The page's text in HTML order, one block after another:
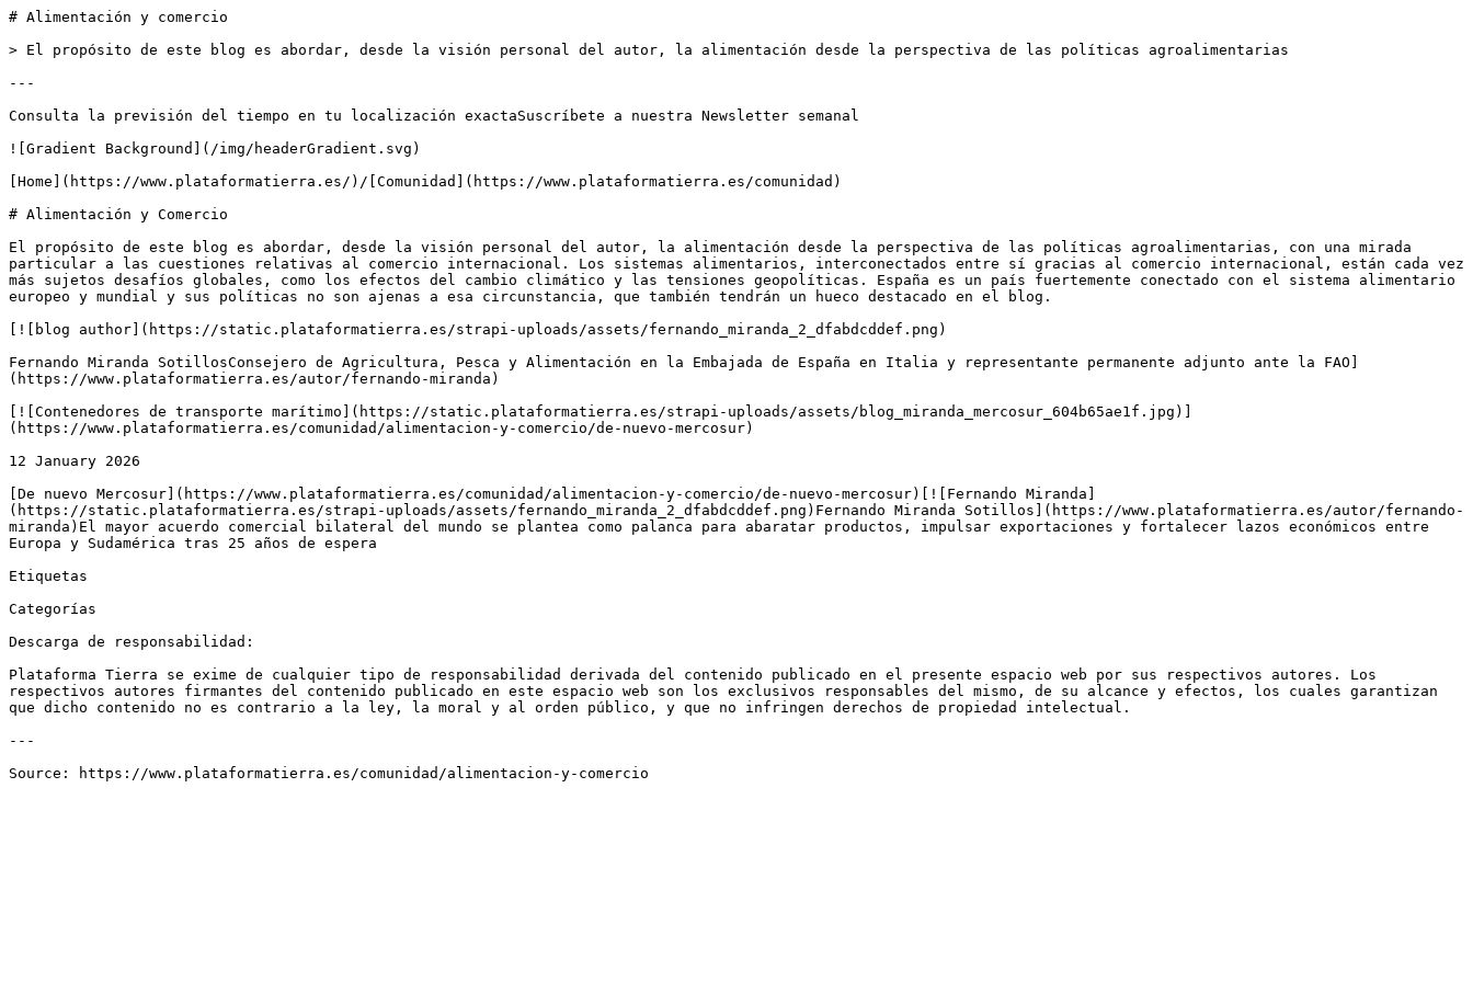
# Alimentación y comercio
> El propósito de este blog es abordar, desde la visión personal del autor, la alimentación desde la perspectiva de las políticas agroalimentarias
---
Consulta la previsión del tiempo en tu localización exactaSuscríbete a nuestra Newsletter semanal
![Gradient Background](/img/headerGradient.svg)
[Home](https://www.plataformatierra.es/)/[Comunidad](https://www.plataformatierra.es/comunidad)
# Alimentación y Comercio
El propósito de este blog es abordar, desde la visión personal del autor, la alimentación desde la perspectiva de las políticas agroalimentarias, con una mirada
particular a las cuestiones relativas al comercio internacional. Los sistemas alimentarios, interconectados entre sí gracias al comercio internacional, están cada vez
más sujetos desafíos globales, como los efectos del cambio climático y las tensiones geopolíticas. España es un país fuertemente conectado con el sistema alimentario
europeo y mundial y sus políticas no son ajenas a esa circunstancia, que también tendrán un hueco destacado en el blog.
[![blog author](https://static.plataformatierra.es/strapi-uploads/assets/fernando_miranda_2_dfabdcddef.png)
Fernando Miranda SotillosConsejero de Agricultura, Pesca y Alimentación en la Embajada de España en Italia y representante permanente adjunto ante la FAO]
(https://www.plataformatierra.es/autor/fernando-miranda)
[![Contenedores de transporte marítimo](https://static.plataformatierra.es/strapi-uploads/assets/blog_miranda_mercosur_604b65ae1f.jpg)]
(https://www.plataformatierra.es/comunidad/alimentacion-y-comercio/de-nuevo-mercosur)
12 January 2026
[De nuevo Mercosur](https://www.plataformatierra.es/comunidad/alimentacion-y-comercio/de-nuevo-mercosur)[![Fernando Miranda]
(https://static.plataformatierra.es/strapi-uploads/assets/fernando_miranda_2_dfabdcddef.png)Fernando Miranda Sotillos](https://www.plataformatierra.es/autor/fernando-
miranda)El mayor acuerdo comercial bilateral del mundo se plantea como palanca para abaratar productos, impulsar exportaciones y fortalecer lazos económicos entre
Europa y Sudamérica tras 25 años de espera
Etiquetas
Categorías
Descarga de responsabilidad:
Plataforma Tierra se exime de cualquier tipo de responsabilidad derivada del contenido publicado en el presente espacio web por sus respectivos autores. Los
respectivos autores firmantes del contenido publicado en este espacio web son los exclusivos responsables del mismo, de su alcance y efectos, los cuales garantizan
que dicho contenido no es contrario a la ley, la moral y al orden público, y que no infringen derechos de propiedad intelectual.
---